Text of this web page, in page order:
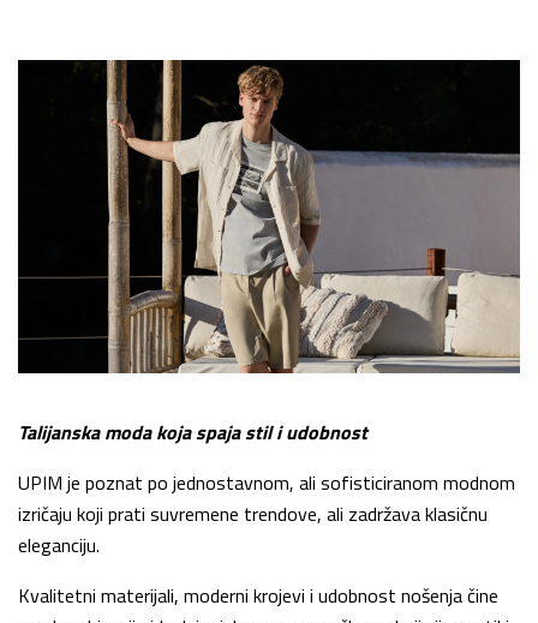
Talijanska moda koja spaja stil i udobnost
UPIM je poznat po jednostavnom, ali sofisticiranom modnom
izričaju koji prati suvremene trendove, ali zadržava klasičnu
eleganciju.
Kvalitetni materijali, moderni krojevi i udobnost nošenja čine